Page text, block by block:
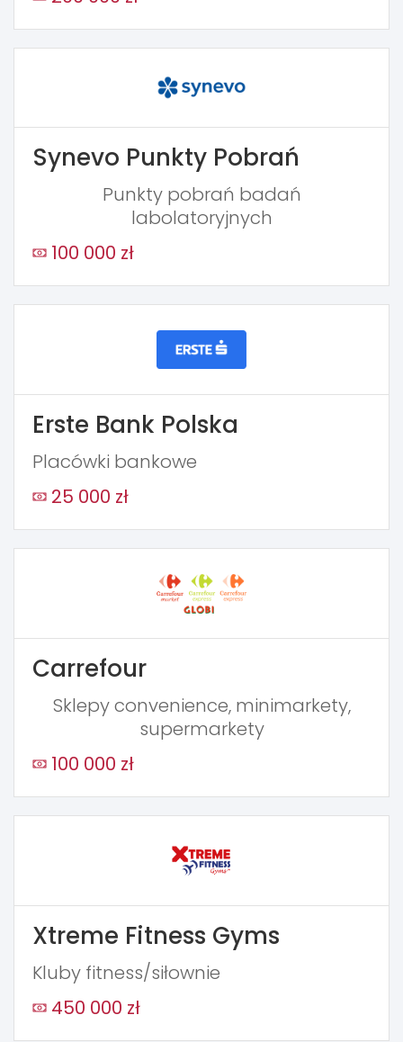
Synevo Punkty Pobrań
Punkty pobrań badań
labolatoryjnych
100 000 zł
Erste Bank Polska
Placówki bankowe
25 000 zł
Carrefour
Sklepy convenience, minimarkety,
supermarkety
100 000 zł
Xtreme Fitness Gyms
Kluby fitness/siłownie
450 000 zł